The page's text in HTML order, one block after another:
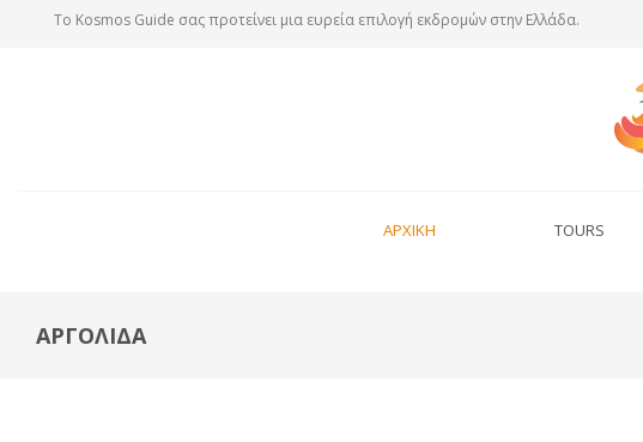
Tο Kosmos Guide σας προτείνει μια ευρεία επιλογή εκδρομών στην Ελλάδα.
ΑΡΧΙΚΗ TOURS
ΑΡΓΟΛΙΔΑ